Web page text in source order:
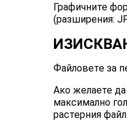
Графичните
(разширения:
Файловете за
Ако желаете
максимално
растерния